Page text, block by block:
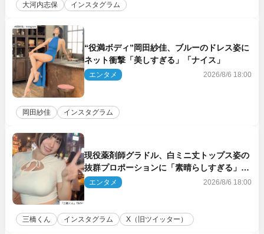
大河内志保 インスタグラム
“役満ボディ”岡田紗佳、ブルーのドレス姿に
ネット衝撃「美しすぎる」「ナイス」
エンタメ 2026/8/6 18:00
岡田紗佳 インスタグラム
現役薬剤師グラドル、白ミニ丈トップス姿の
抜群プロポーションに「素晴らしすぎる」
「すっっっご！」とネット絶賛
エンタメ 2026/8/6 18:00
三橋くん インスタグラム X（旧ツイッター）